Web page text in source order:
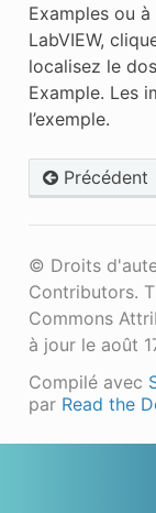
Examples ou
LabVIEW,
localisez le
Example. Les
l’exemple.
Précédent
© Droits
Contributors.
Commons
à jour le août
Compilé avec
par Read the